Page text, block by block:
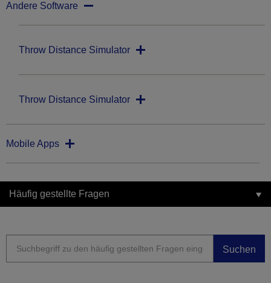
Andere Software
Throw Distance Simulator
Throw Distance Simulator
Mobile Apps
Häufig gestellte Fragen
Suchen